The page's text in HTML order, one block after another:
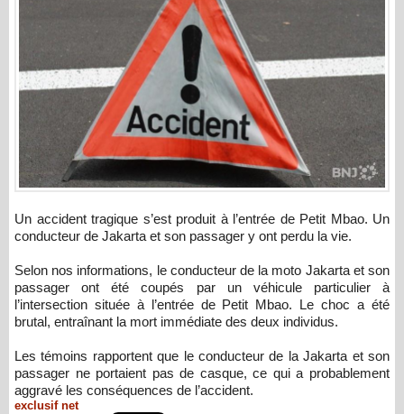
Un accident tragique s’est produit à l’entrée de Petit Mbao. Un
conducteur de Jakarta et son passager y ont perdu la vie.
Selon nos informations, le conducteur de la moto Jakarta et son
passager ont été coupés par un véhicule particulier à
l’intersection située à l’entrée de Petit Mbao. Le choc a été
brutal, entraînant la mort immédiate des deux individus.
Les témoins rapportent que le conducteur de la Jakarta et son
passager ne portaient pas de casque, ce qui a probablement
aggravé les conséquences de l’accident.
exclusif net